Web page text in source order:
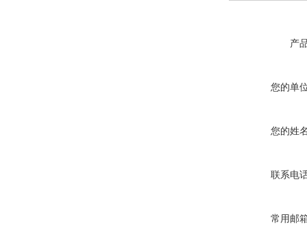
产
您的单
您的姓
联系电
常用邮